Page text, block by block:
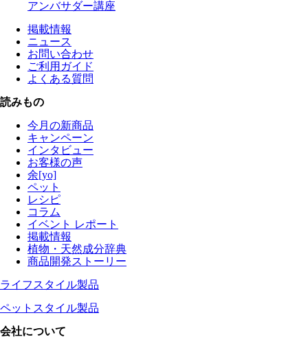
アンバサダー講座
掲載情報
ニュース
お問い合わせ
ご利用ガイド
よくある質問
読みもの
今月の新商品
キャンペーン
インタビュー
お客様の声
余[yo]
ペット
レシピ
コラム
イベント レポート
掲載情報
植物・天然成分辞典
商品開発ストーリー
ライフスタイル製品
ペットスタイル製品
会社について